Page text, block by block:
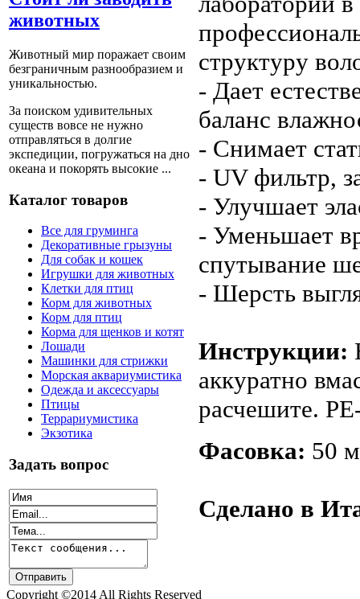
животных
Животный мир поражает своим
безграничным разнообразием и
уникальностью.
За поиском удивительных
существ вовсе не нужно
отправляться в долгие
экспедиции, погружаться на дно
океана и покорять высокие ...
Каталог товаров
Все для груминга
Декоративные грызуны
Для собак и кошек
Игрушки для животных
Клетки для птиц
Корм для животных
Корм для птиц
Корма для щенков и котят
Лошади
Машинки для стрижки
Морская аквариумистика
Одежда и аксессуары
Птицы
Террариумистика
Экзотика
Задать вопрос
структуру
- Дает
баланс
- Снимает
- UV фильтр,
- Улучшает
- Уменьшает
спутывание
- Шерсть
Инструкции:
аккуратно
расчешите.
Фасовка: 50
Сделано в
Copyright ©2014 All Rights Reserved